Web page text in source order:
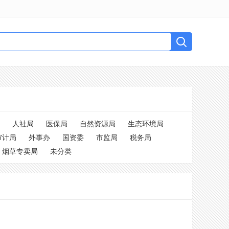
人社局 医保局 自然资源局
生态环境局
计局 外事办 国资委 市监局
税务局
烟草专卖局 未分类